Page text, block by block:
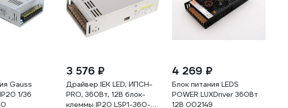
Gauss
1/36
3 576 ₽
Драйвер IEK LED, ИПСН-
PRO, 360Вт, 12В блок-
клеммы IP20 LSP1-360-
4 269 ₽
Блок питания LEDS
POWER LUXDriver 360Вт
12В 002149